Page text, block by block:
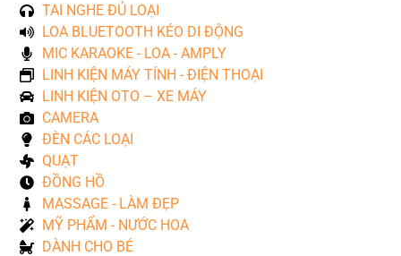
TAI NGHE ĐỦ LOẠI
LOA BLUETOOTH KÉO DI ĐỘNG
MIC KARAOKE - LOA - AMPLY
LINH KIỆN MÁY TÍNH - ĐIỆN THOẠI
LINH KIỆN OTO – XE MÁY
CAMERA
ĐÈN CÁC LOẠI
QUẠT
ĐỒNG HỒ
MASSAGE - LÀM ĐẸP
MỸ PHẨM - NƯỚC HOA
DÀNH CHO BÉ